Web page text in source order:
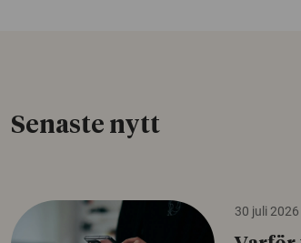
Senaste nytt
30 juli 2026